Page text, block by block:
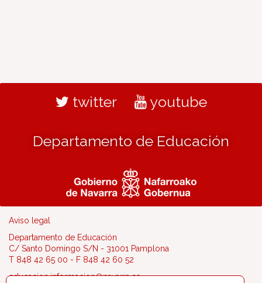
twitter youtube
Departamento de Educación
Aviso legal
Departamento de Educación
C/ Santo Domingo S/N - 31001 Pamplona
T 848 42 65 00 - F 848 42 60 52
educacion.informacion@navarra.es